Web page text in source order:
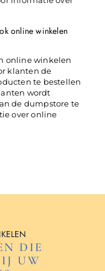
online winkelen
online winkelen
klanten de
te bestellen
wordt
de dumpstore te
over online
DIE
UW